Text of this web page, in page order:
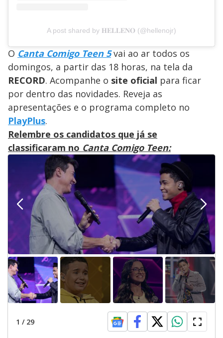
A post shared by 𝐇𝐄𝐋𝐋𝐄𝐍𝐎 (@hellenojr)
O Canta Comigo Teen 5 vai ao ar todos os
domingos, a partir das 18 horas, na tela da
RECORD. Acompanhe o site oficial para ficar
por dentro das novidades. Reveja as
apresentações e o programa completo no
PlayPlus.
Relembre os candidatos que já se
classificaram no Canta Comigo Teen:
1 / 29